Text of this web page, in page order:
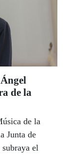
de la
de la
Junta de
el